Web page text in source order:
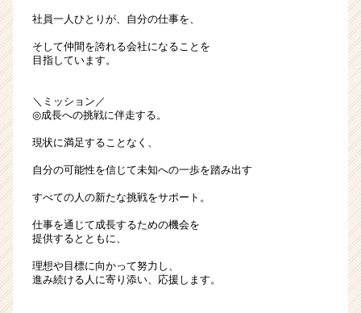
活
イ
キ
リ
ア
社員一人ひとりが、自分の仕事を、
そして仲間を誇れる会社になることを
目指しています。
＼ミッション／
◎成長への挑戦に伴走する。
現状に満足することなく、
自分の可能性を信じて未知への一歩を踏み出す
すべての人の新たな挑戦をサポート。
仕事を通じて成長するための機会を
提供するとともに、
理想や目標に向かって努力し、
進み続ける人に寄り添い、応援します。